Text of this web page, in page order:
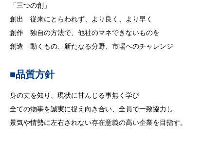
「三つの創」
創出 従来にとらわれず、より良く、より早く
創作 独自の方法で、他社のマネできないものを
創造 動くもの、新たなる分野、市場へのチャレンジ
■品質方針
身の丈を知り、現状に甘んじる事無く学び
全ての物事を誠実に捉え向き合い、全員で一致協力し
景気や情勢に左右されない存在意義の高い企業を目指す。